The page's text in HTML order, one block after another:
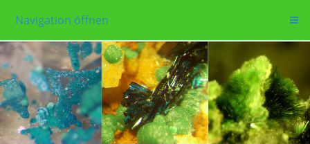
Navigation öffnen